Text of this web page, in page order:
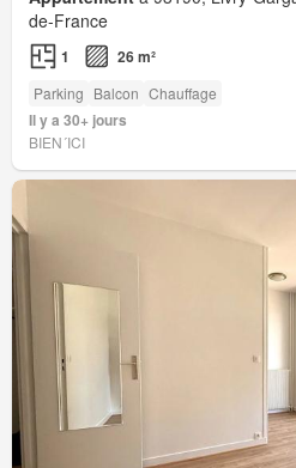
de-France
1 26 m²
Parking Balcon Chauffage
Il y a 30+ jours
BIEN´ICI